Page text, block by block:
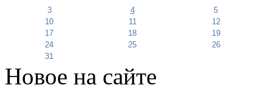
3 4
5
10
11
12
17
18
19
24
25
26
31
Новое на сайте